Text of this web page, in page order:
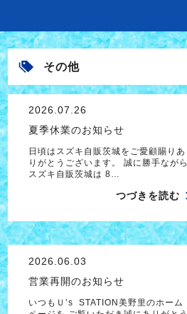
その他
2026.07.26
夏季休業のお知らせ
日頃はスズキ自販茨城をご愛顧賜りあ
りがとうございます。 誠に勝手ながら
スズキ自販茨城は 8…
つづきを読む
2026.06.03
営業再開のお知らせ
いつもＵ’s STATION美野里のホーム